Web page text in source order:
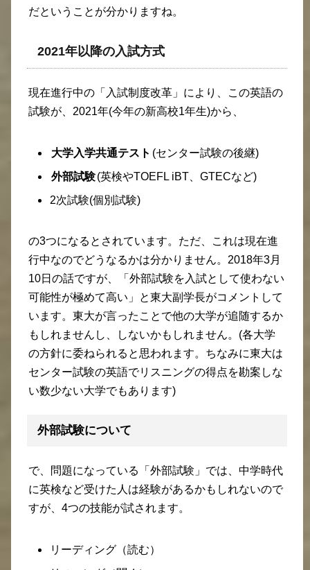
だということが分かりますね。
2021年以降の入試方式
現在進行中の「入試制度改革」により、この英語の
試験が、2021年(今年の新高校1年生)から、
大学入学共通テスト (センター試験の後継)
外部試験(英検やTOEFL iBT、GTECなど)
2次試験(個別試験)
の3つになるとされています。ただ、これは現在進
行中なのでどうなるかは分かりません。2018年3月
10日の話ですが、「外部試験を入試として使わない
可能性が極めて高い」と東大副学長がコメントして
います。東大が言ったことで他の大学が追随するか
もしれませんし、しないかもしれません。(各大学
の方針に委ねられると思われます。ちなみに東大は
センター試験の英語でリスニングの得点を勘案しな
い数少ない大学でもあります)
外部試験について
で、問題になっている「外部試験」では、中学時代
に英検など受けた人は経験があるかもしれないので
すが、4つの技能が試されます。
リーディング（読む）